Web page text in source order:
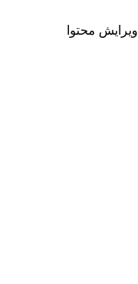
ویرایش محتوا